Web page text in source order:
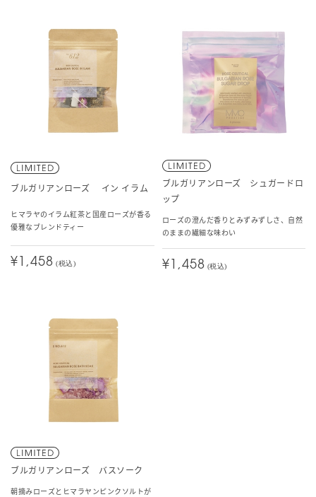
ブルガリアンローズ イン イラム
ヒマラヤのイラム紅茶と国産ローズが香る
優雅なブレンドティー
¥1,458 (税込)
ブルガリアンローズ シュガードロ
ップ
ローズの澄んだ香りとみずみずしさ、自然
のままの繊細な味わい
¥1,458 (税込)
ブルガリアンローズ バスソーク
朝摘みローズとヒマラヤンピンクソルトが